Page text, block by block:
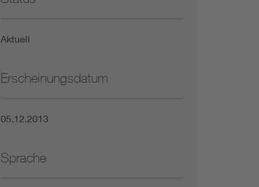
Aktuell
Erscheinungsdatum
05.12.2013
Sprache